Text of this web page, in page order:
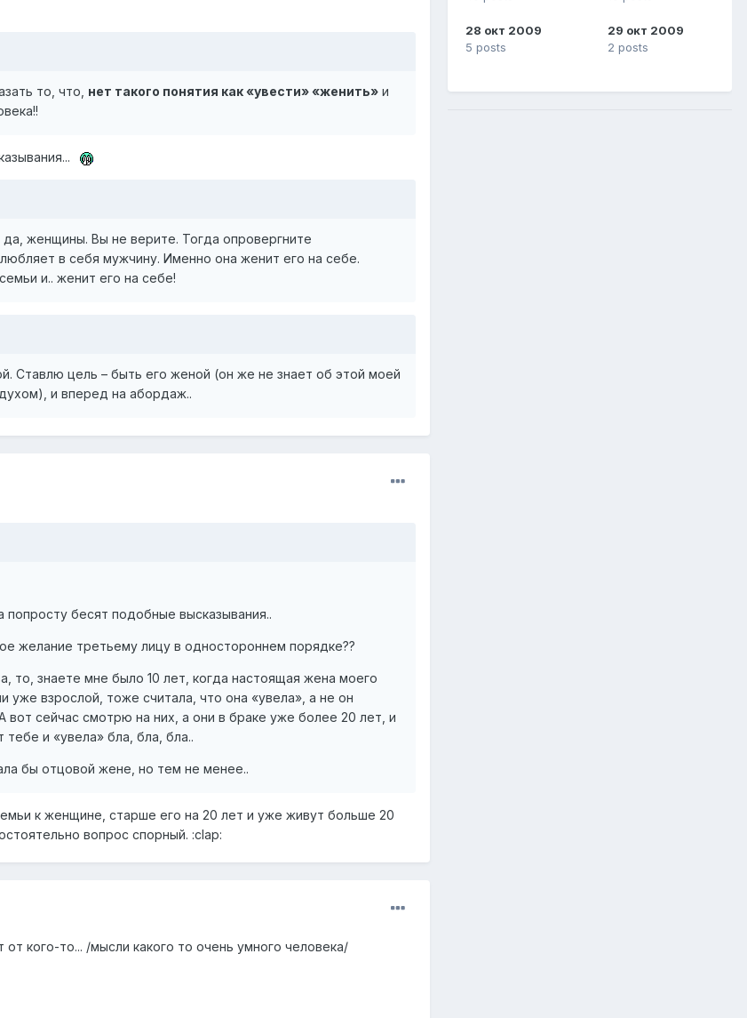
то, что, нет такого понятия как «увести» «женить» и
женщины. Вы не верите. Тогда опровергните
в себя мужчину. Именно она женит его на себе.
и.. женит его на себе!
Ставлю цель – быть его женой (он же не знает об этой моей
и вперед на абордаж..
бесят подобные высказывания..
желание третьему лицу в одностороннем порядке??
то, знаете мне было 10 лет, когда настоящая жена моего
уже взрослой, тоже считала, что она «увела», а не он
сейчас смотрю на них, а они в браке уже более 20 лет, и
и «увела» бла, бла, бла..
бы отцовой жене, но тем не менее..
к женщине, старше его на 20 лет и уже живут больше 20
вопрос спорный. :clap:
кого-то... /мысли какого то очень умного человека/
28 окт 2009
5 posts
29 окт 2009
2 posts